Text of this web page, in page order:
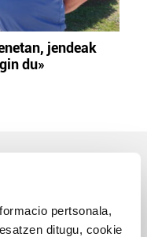
pertsonala,
ditugu, cookie
jendeak
du»